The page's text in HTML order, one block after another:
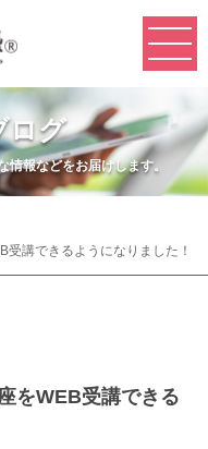
ログ
報などをお届けします。
受講できるようになりました！
をWEB受講できる